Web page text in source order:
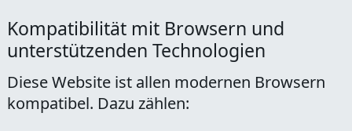
Kompatibilität mit Browsern und
unterstützenden Technologien
Diese Website ist allen modernen Browsern
kompatibel. Dazu zählen: